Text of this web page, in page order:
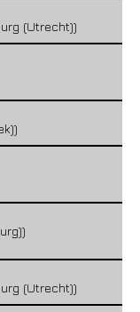
(Utrecht))
(Utrecht))